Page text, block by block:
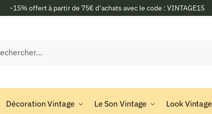
-15% offert à partir de 75€ d’achats avec le code : VINTAGE15
Décoration Vintage Le Son Vintage Look Vintage